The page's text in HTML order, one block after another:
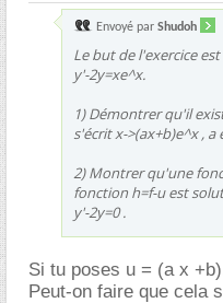
Envoyé par Shudoh
Le but de l'exercice
y'-2y=xe^x.
1) Démontrer qu'il
s'écrit x->(ax+b)e^x ,
2) Montrer qu'une
fonction h=f-u est
y'-2y=0 .
Si tu poses u = (a x
Peut-on faire que cela